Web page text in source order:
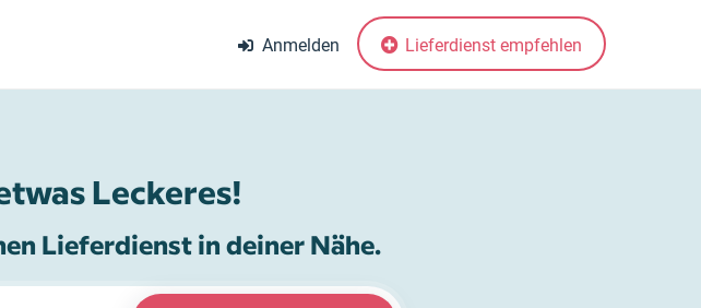
Anmelden Lieferdienst empfehlen
Leckeres!
Lieferdienst in deiner Nähe.